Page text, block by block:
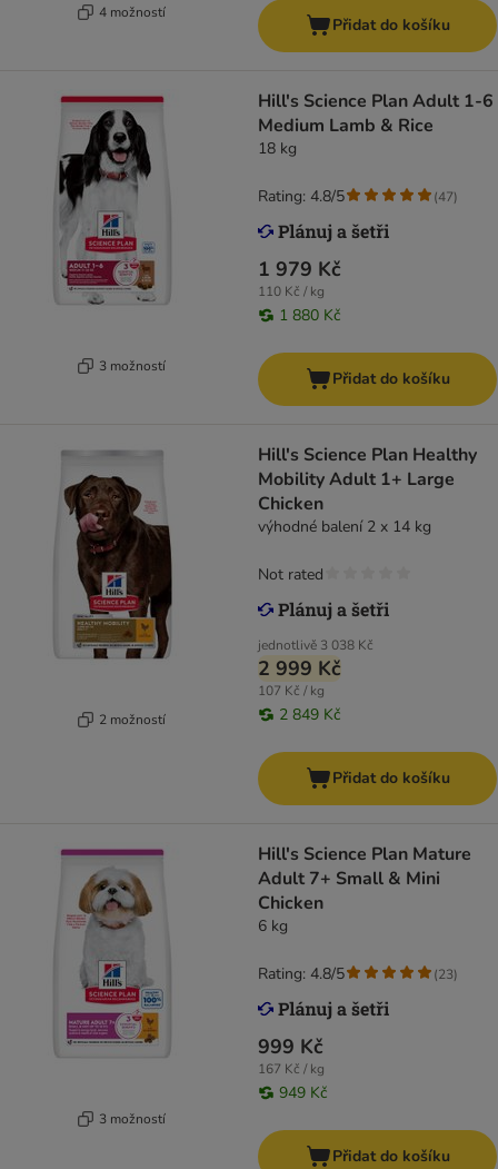
4 možností
Přidat do košíku
3 možností
Hill's Science Plan Adult 1-6
Medium Lamb & Rice
18 kg
1 979 Kč
110 Kč / kg
1 880 Kč
Rating: 4.8/5 (47)
Přidat do košíku
2 možností
Hill's Science Plan Healthy
Mobility Adult 1+ Large
Chicken
výhodné balení 2 x 14 kg
jednotlivě 3 038 Kč
2 999 Kč
107 Kč / kg
2 849 Kč
Not rated
Přidat do košíku
3 možností
Hill's Science Plan Mature
Adult 7+ Small & Mini
Chicken
6 kg
999 Kč
167 Kč / kg
949 Kč
Rating: 4.8/5 (23)
Přidat do košíku